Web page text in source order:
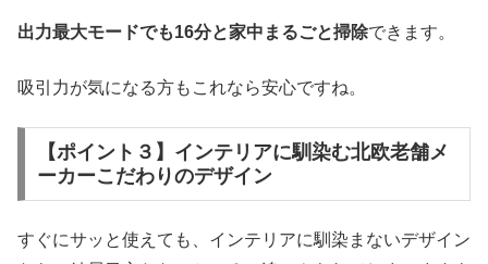
出力最大モードでも16分と家中まるごと掃除できます。
吸引力が気になる方もこれなら安心ですね。
【ポイント３】インテリアに馴染む北欧老舗メ
ーカーこだわりのデザイン
すぐにサッと使えても、インテリアに馴染まないデザイン